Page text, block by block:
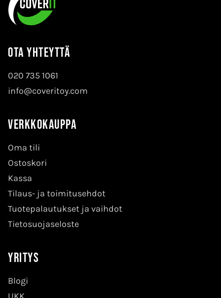
Ota yhteyttä
020 735 1061
info@coveritoy.com
Verkkokauppa
Oma tili
Ostoskori
Kassa
Tilaus- ja toimitusehdot
Tuotepalautukset ja vaihdot
Tietosuojaseloste
Yritys
Blogi